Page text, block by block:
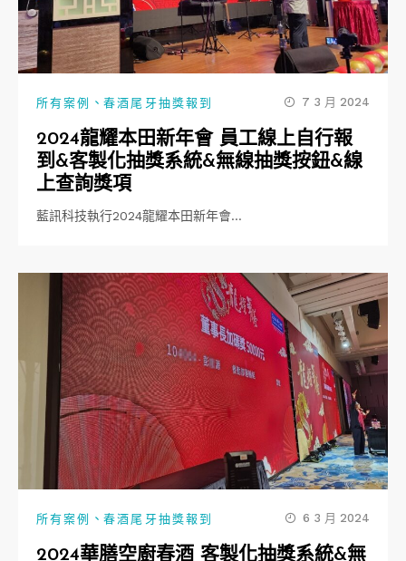
所有案例 、春酒尾牙抽獎報到 7 3 月 2024
2024龍耀本田新年會 員工線上自行報
到&客製化抽獎系統&無線抽獎按鈕&線
上查詢獎項
藍訊科技執行2024龍耀本田新年會…
所有案例 、春酒尾牙抽獎報到 6 3 月 2024
2024華膳空廚春酒 客製化抽獎系統&無